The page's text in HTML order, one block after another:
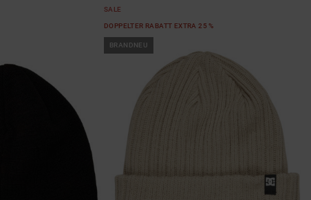
SALE
DOPPELTER RABATT EXTRA 25 %
BRANDNEU